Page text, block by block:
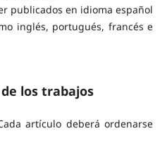
publicados en idioma español
inglés, portugués, francés e
los trabajos
artículo deberá ordenarse